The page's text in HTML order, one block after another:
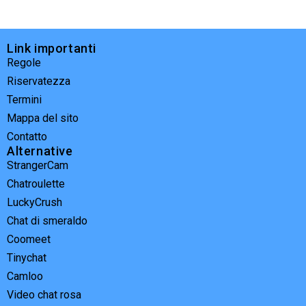
Link importanti
Regole
Riservatezza
Termini
Mappa del sito
Contatto
Alternative
StrangerCam
Chatroulette
LuckyCrush
Chat di smeraldo
Coomeet
Tinychat
Camloo
Video chat rosa